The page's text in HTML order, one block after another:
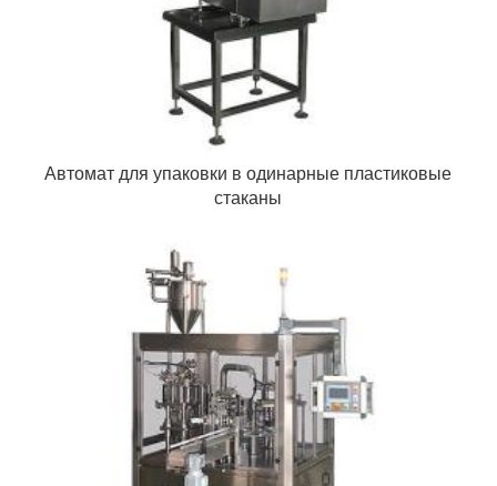
Автомат для упаковки в одинарные пластиковые
стаканы